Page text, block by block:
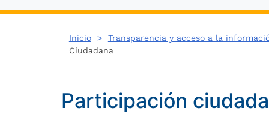
Inicio> Transparencia y acceso a la
Ciudadana
Participación